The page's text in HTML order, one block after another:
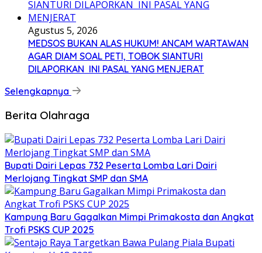
Agustus 5, 2026
MEDSOS BUKAN ALAS HUKUM! ANCAM WARTAWAN
AGAR DIAM SOAL PETI, TOBOK SIANTURI
DILAPORKAN INI PASAL YANG MENJERAT
Selengkapnya
Berita Olahraga
Bupati Dairi Lepas 732 Peserta Lomba Lari Dairi
Merlojang Tingkat SMP dan SMA
Kampung Baru Gagalkan Mimpi Primakosta dan Angkat
Trofi PSKS CUP 2025